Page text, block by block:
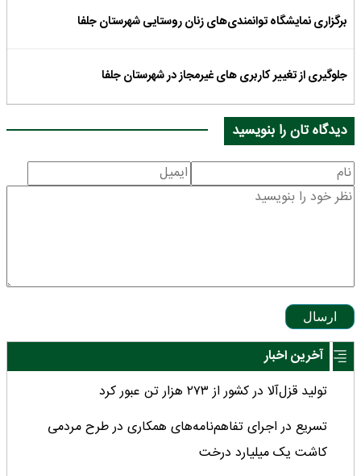
برگزاری نمایشگاه توانمندی‌های زنان روستایی شهرستان جلفا
جلوگیری از تغییر کاربری های غیرمجاز در شهرستان جلفا
دیدگاه تان را بنویسید
ارسال
آخرین اخبار
تولید قزل‌آلا در کشور از ۲۷۳ هزار تن عبور کرد
تسریع در اجرای تفاهم‌نامه‌های همکاری در طرح مردمی
کاشت یک میلیارد درخت